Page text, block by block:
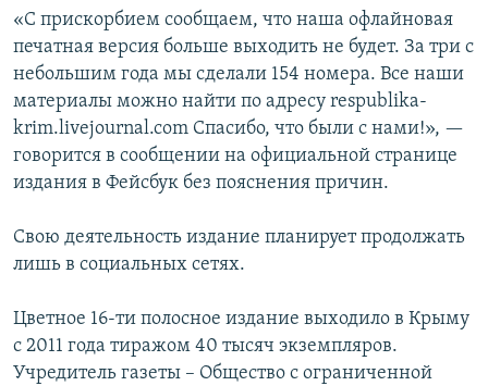
ТЕЛЕПРОЕКТ КРЫМ.РЕАЛИИ
СОВЕТЫ ПРАВОЗАЩИТНИКОВ
ПРОПАВШИЕ БЕЗ ВЕСТИ
ПОБЕДИТЕЛЕЙ НЕ СУДЯТ?
КРЫМ.НЕПОКОРЕННЫЙ
УКРАИНСКАЯ ПРОБЛЕМА КРЫМА
Українською
Qırımtatar
ПРИСОЕДИНЯЙТЕСЬ!
Все сайты RFE/RL
«С прискорбием сообщаем, что наша офлайновая
печатная версия больше выходить не будет. За три с
небольшим года мы сделали 154 номера. Все наши
материалы можно найти по адресу respublika-
krim.livejournal.com Спасибо, что были с нами!», —
говорится в сообщении на официальной странице
издания в Фейсбук без пояснения причин.
Свою деятельность издание планирует продолжать
лишь в социальных сетях.
Цветное 16-ти полосное издание выходило в Крыму
с 2011 года тиражом 40 тысяч экземпляров.
Учредитель газеты – Общество с ограниченной